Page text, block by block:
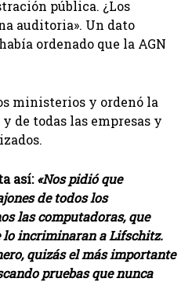
pública. ¿Los
auditoria». Un dato
ordenado que la AGN
ministerios y ordenó la
de todas las empresas y
así:«Nos pidió que
de todos los
las computadoras, que
lo incriminaran a Lifschitz.
quizás el más importante
pruebas que nunca